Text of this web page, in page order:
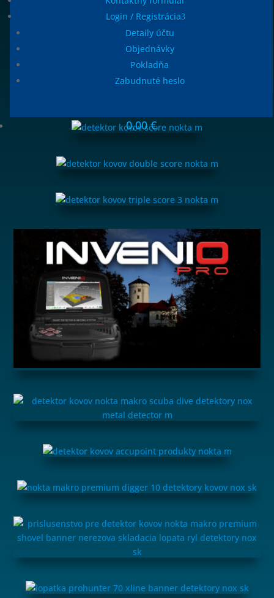
Login / Registrácia
Detaily účtu
Objednávky
Pokladňa
Zabudnuté heslo
0,00€